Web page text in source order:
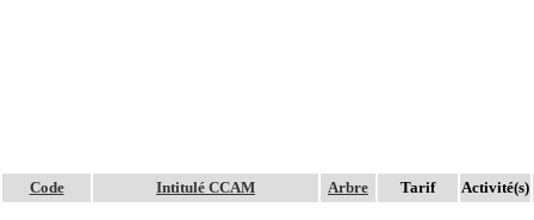
Code Intitulé CCAM Arbre Tarif Activité(s)